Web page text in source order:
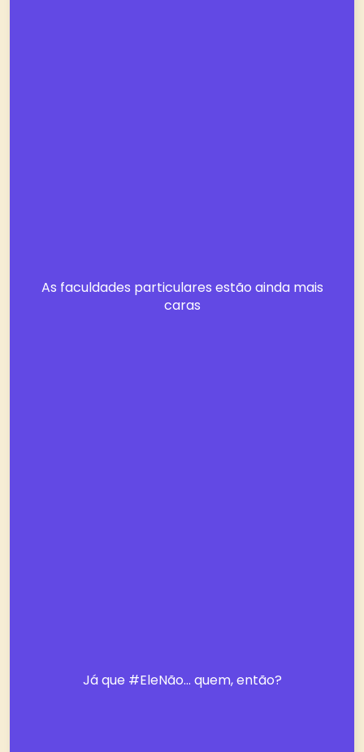
As faculdades particulares estão ainda mais
caras
Já que #EleNão… quem, então?